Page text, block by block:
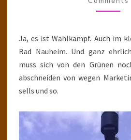
Ja, es ist Wahlkampf. Auch im
Bad Nauheim. Und ganz
muss sich von den Grünen
abschneiden von wegen
sells und so.